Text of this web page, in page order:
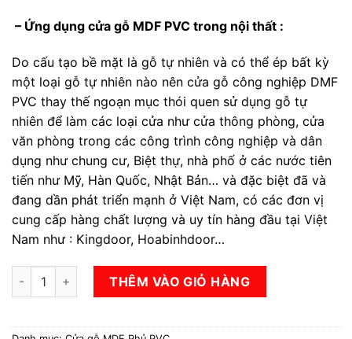
– Ứng dụng cửa gỗ MDF PVC trong nội thất :
Do cấu tạo bề mặt là gỗ tự nhiên và có thể ép bất kỳ
một loại gỗ tự nhiên nào nên cửa gỗ công nghiệp DMF
PVC thay thế ngoạn mục thói quen sử dụng gỗ tự
nhiên để làm các loại cửa như cửa thông phòng, cửa
văn phòng trong các công trình công nghiệp và dân
dụng như chung cư, Biệt thự, nhà phố ở các nước tiên
tiến như Mỹ, Hàn Quốc, Nhật Bản… và đặc biệt đã và
đang dần phát triển mạnh ở Việt Nam, có các đơn vị
cung cấp hàng chất lượng và uy tín hàng đầu tại Việt
Nam như : Kingdoor, Hoabinhdoor…
Cửa gỗ công nghiệp MDF phủ PVC KD.1179 số lượng
THÊM VÀO GIỎ HÀNG